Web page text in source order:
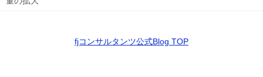
fjコンサルタンツ公式Blog TOP